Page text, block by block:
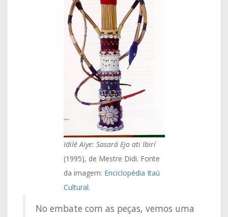
Idilé Aiye: Sasará Ejo ati Ibirí
(1995), de Mestre Didi. Fonte
da imagem: Enciclopédia Itaú
Cultural.
No embate com as peças, vemos uma